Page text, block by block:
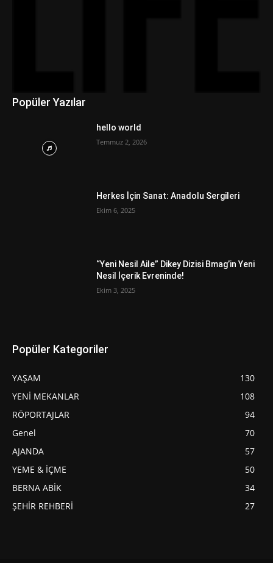
Popüler Yazılar
hello world
Temmuz 2, 2026
Herkes İçin Sanat: Anadolu Sergileri
Ekim 6, 2025
“Yeni Nesil Aile” Dikey Dizisi Bmag’in Yeni
Nesil İçerik Evreninde!
Ekim 3, 2025
Popüler Kategoriler
YAŞAM
130
YENİ MEKANLAR
108
RÖPORTAJLAR
94
Genel
70
AJANDA
57
YEME & İÇME
50
BERNA ABİK
34
ŞEHİR REHBERİ
27